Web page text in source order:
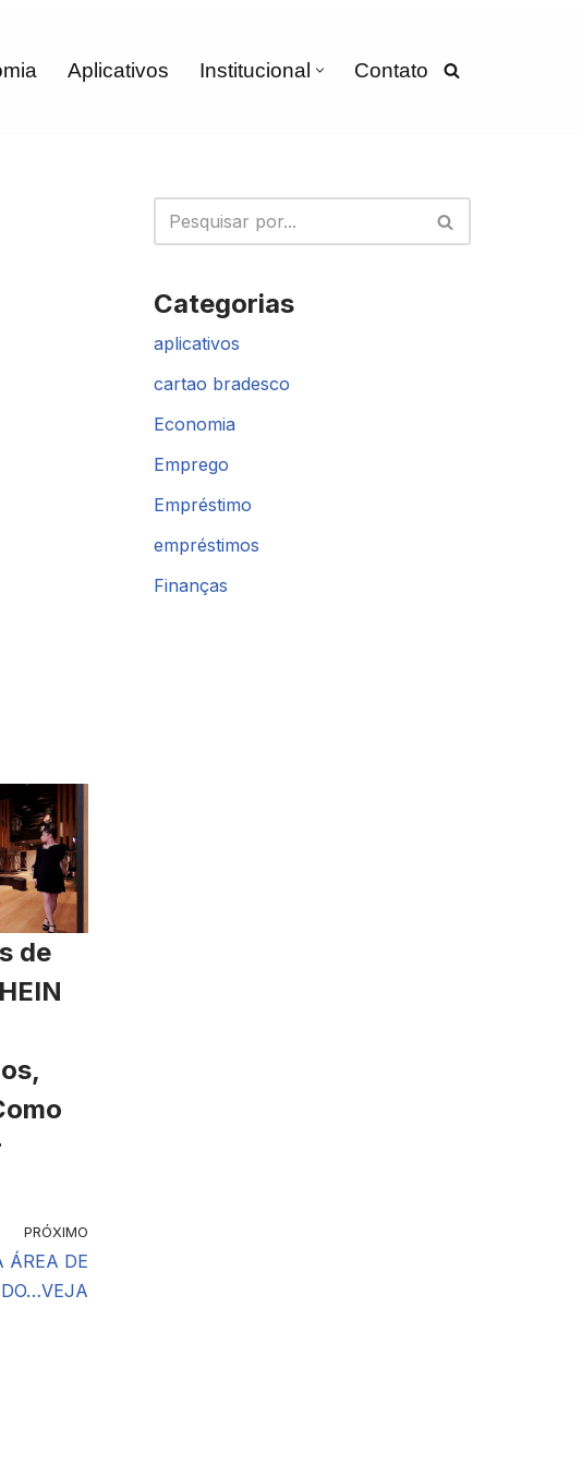
Aplicativos Institucional Contato
de
PRÓXIMO
ÁREA DE
Categorias
aplicativos
cartao bradesco
Economia
Emprego
Empréstimo
empréstimos
Finanças